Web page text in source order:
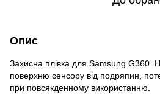
Опис
Захисна плівка для Samsung G360.
поверхню сенсору від подряпин,
при повсякденному використанню.